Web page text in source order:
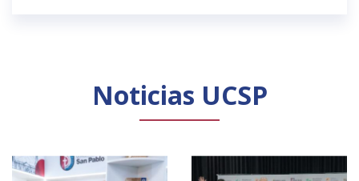
Noticias UCSP